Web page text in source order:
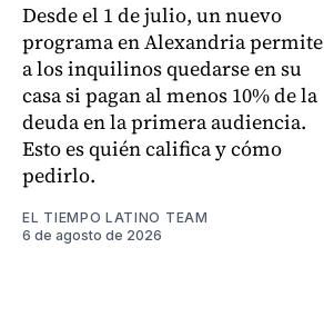
Desde el 1 de julio, un nuevo
programa en Alexandria permite
a los inquilinos quedarse en su
casa si pagan al menos 10% de la
deuda en la primera audiencia.
Esto es quién califica y cómo
pedirlo.
EL TIEMPO LATINO TEAM
6 de agosto de 2026